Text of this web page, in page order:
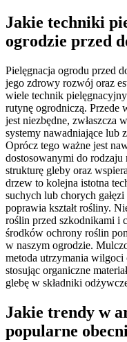
Jakie techniki
ogrodzie przed
Pielęgnacja ogrodu przed
jego zdrowy rozwój oraz
wiele technik
rutynę ogrodniczą. Przede
jest niezbędne, zwłaszcza
systemy nawadniające lub
Oprócz tego ważne jest
dostosowanymi do
strukturę gleby oraz
drzew to kolejna istotna
suchych lub chorych
poprawia kształt rośliny.
roślin przed szkodnikami i
środków ochrony roślin
w naszym ogrodzie.
metoda utrzymania wilgoci
stosując organiczne
glebę w składniki
Jakie trendy w
popularne